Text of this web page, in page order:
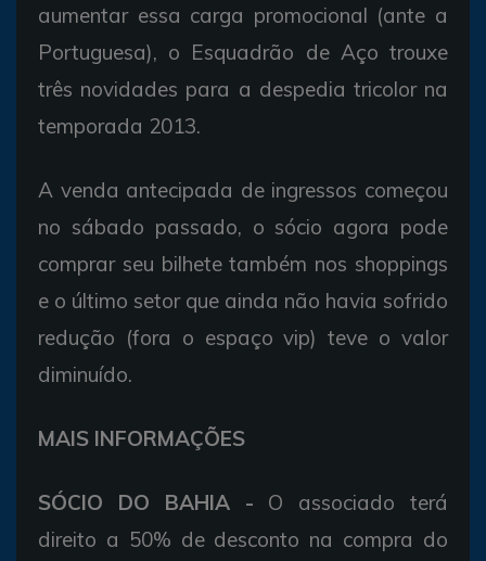
aumentar essa carga promocional (ante a
Portuguesa), o Esquadrão de Aço trouxe
três novidades para a despedia tricolor na
temporada 2013.
A venda antecipada de ingressos começou
no sábado passado, o sócio agora pode
comprar seu bilhete também nos shoppings
e o último setor que ainda não havia sofrido
redução (fora o espaço vip) teve o valor
diminuído.
MAIS INFORMAÇÕES
SÓCIO DO BAHIA - O associado terá
direito a 50% de desconto na compra do